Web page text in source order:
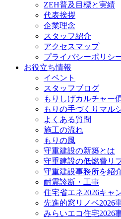
ZEH普及目標と実績
代表挨拶
企業理念
スタッフ紹介
アクセスマップ
プライバシーポリシ
お役立ち情報
イベント
スタッフブログ
もりしげカルチャー
もりの手づくりマル
よくある質問
施工の流れ
もりの風
守重建設の新築とは
守重建設の低燃費リ
守重建設事務所を紹
耐震診断・工事
住宅省エネ2026キャ
先進的窓リノベ2026
みらいエコ住宅2026